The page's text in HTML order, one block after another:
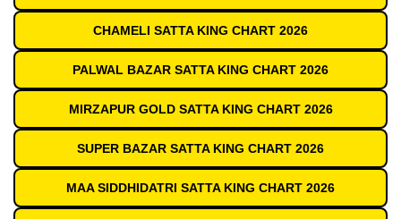
CHAMELI SATTA KING CHART 2026
PALWAL BAZAR SATTA KING CHART 2026
MIRZAPUR GOLD SATTA KING CHART 2026
SUPER BAZAR SATTA KING CHART 2026
MAA SIDDHIDATRI SATTA KING CHART 2026